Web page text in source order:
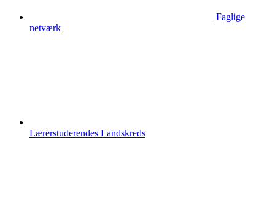
Faglige
netværk
Lærerstuderendes Landskreds